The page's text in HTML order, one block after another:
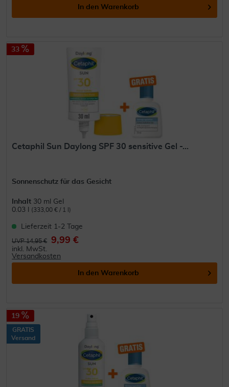
In den Warenkorb
33
Cetaphil Sun Daylong SPF 30 sensitive Gel -...
Sonnenschutz für das Gesicht
Inhalt 30 ml Gel
0.03 l
(333,00 € / 1 l)
Lieferzeit 1-2 Tage
UVP 14,95 € 9,99 €
inkl. MwSt.
Versandkosten
In den Warenkorb
19
GRATIS
Versand